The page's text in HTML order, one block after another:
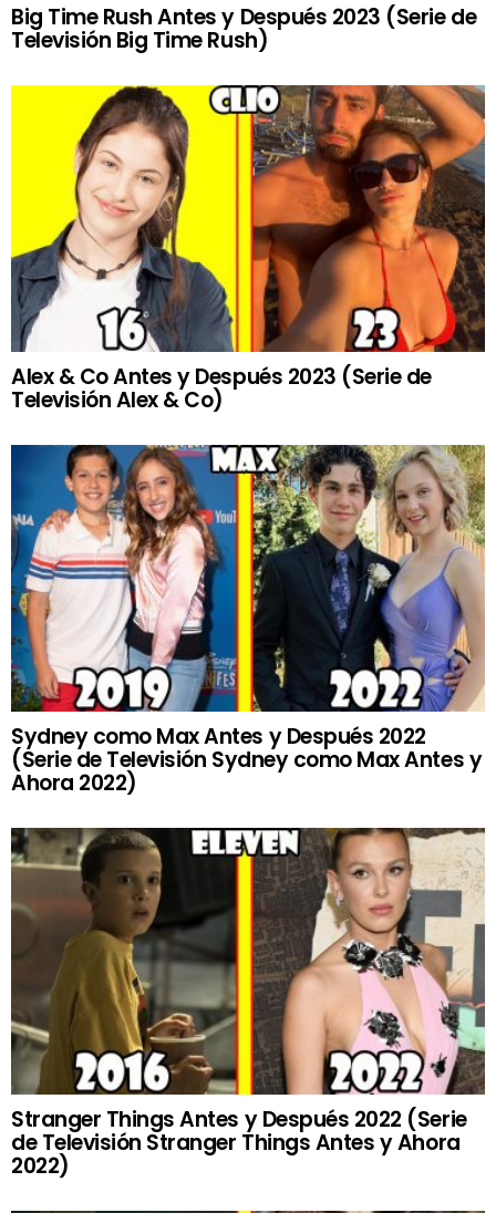
Big Time Rush Antes y Después 2023 (Serie de
Televisión Big Time Rush)
Alex & Co Antes y Después 2023 (Serie de
Televisión Alex & Co)
Sydney como Max Antes y Después 2022
(Serie de Televisión Sydney como Max Antes y
Ahora 2022)
Stranger Things Antes y Después 2022 (Serie
de Televisión Stranger Things Antes y Ahora
2022)